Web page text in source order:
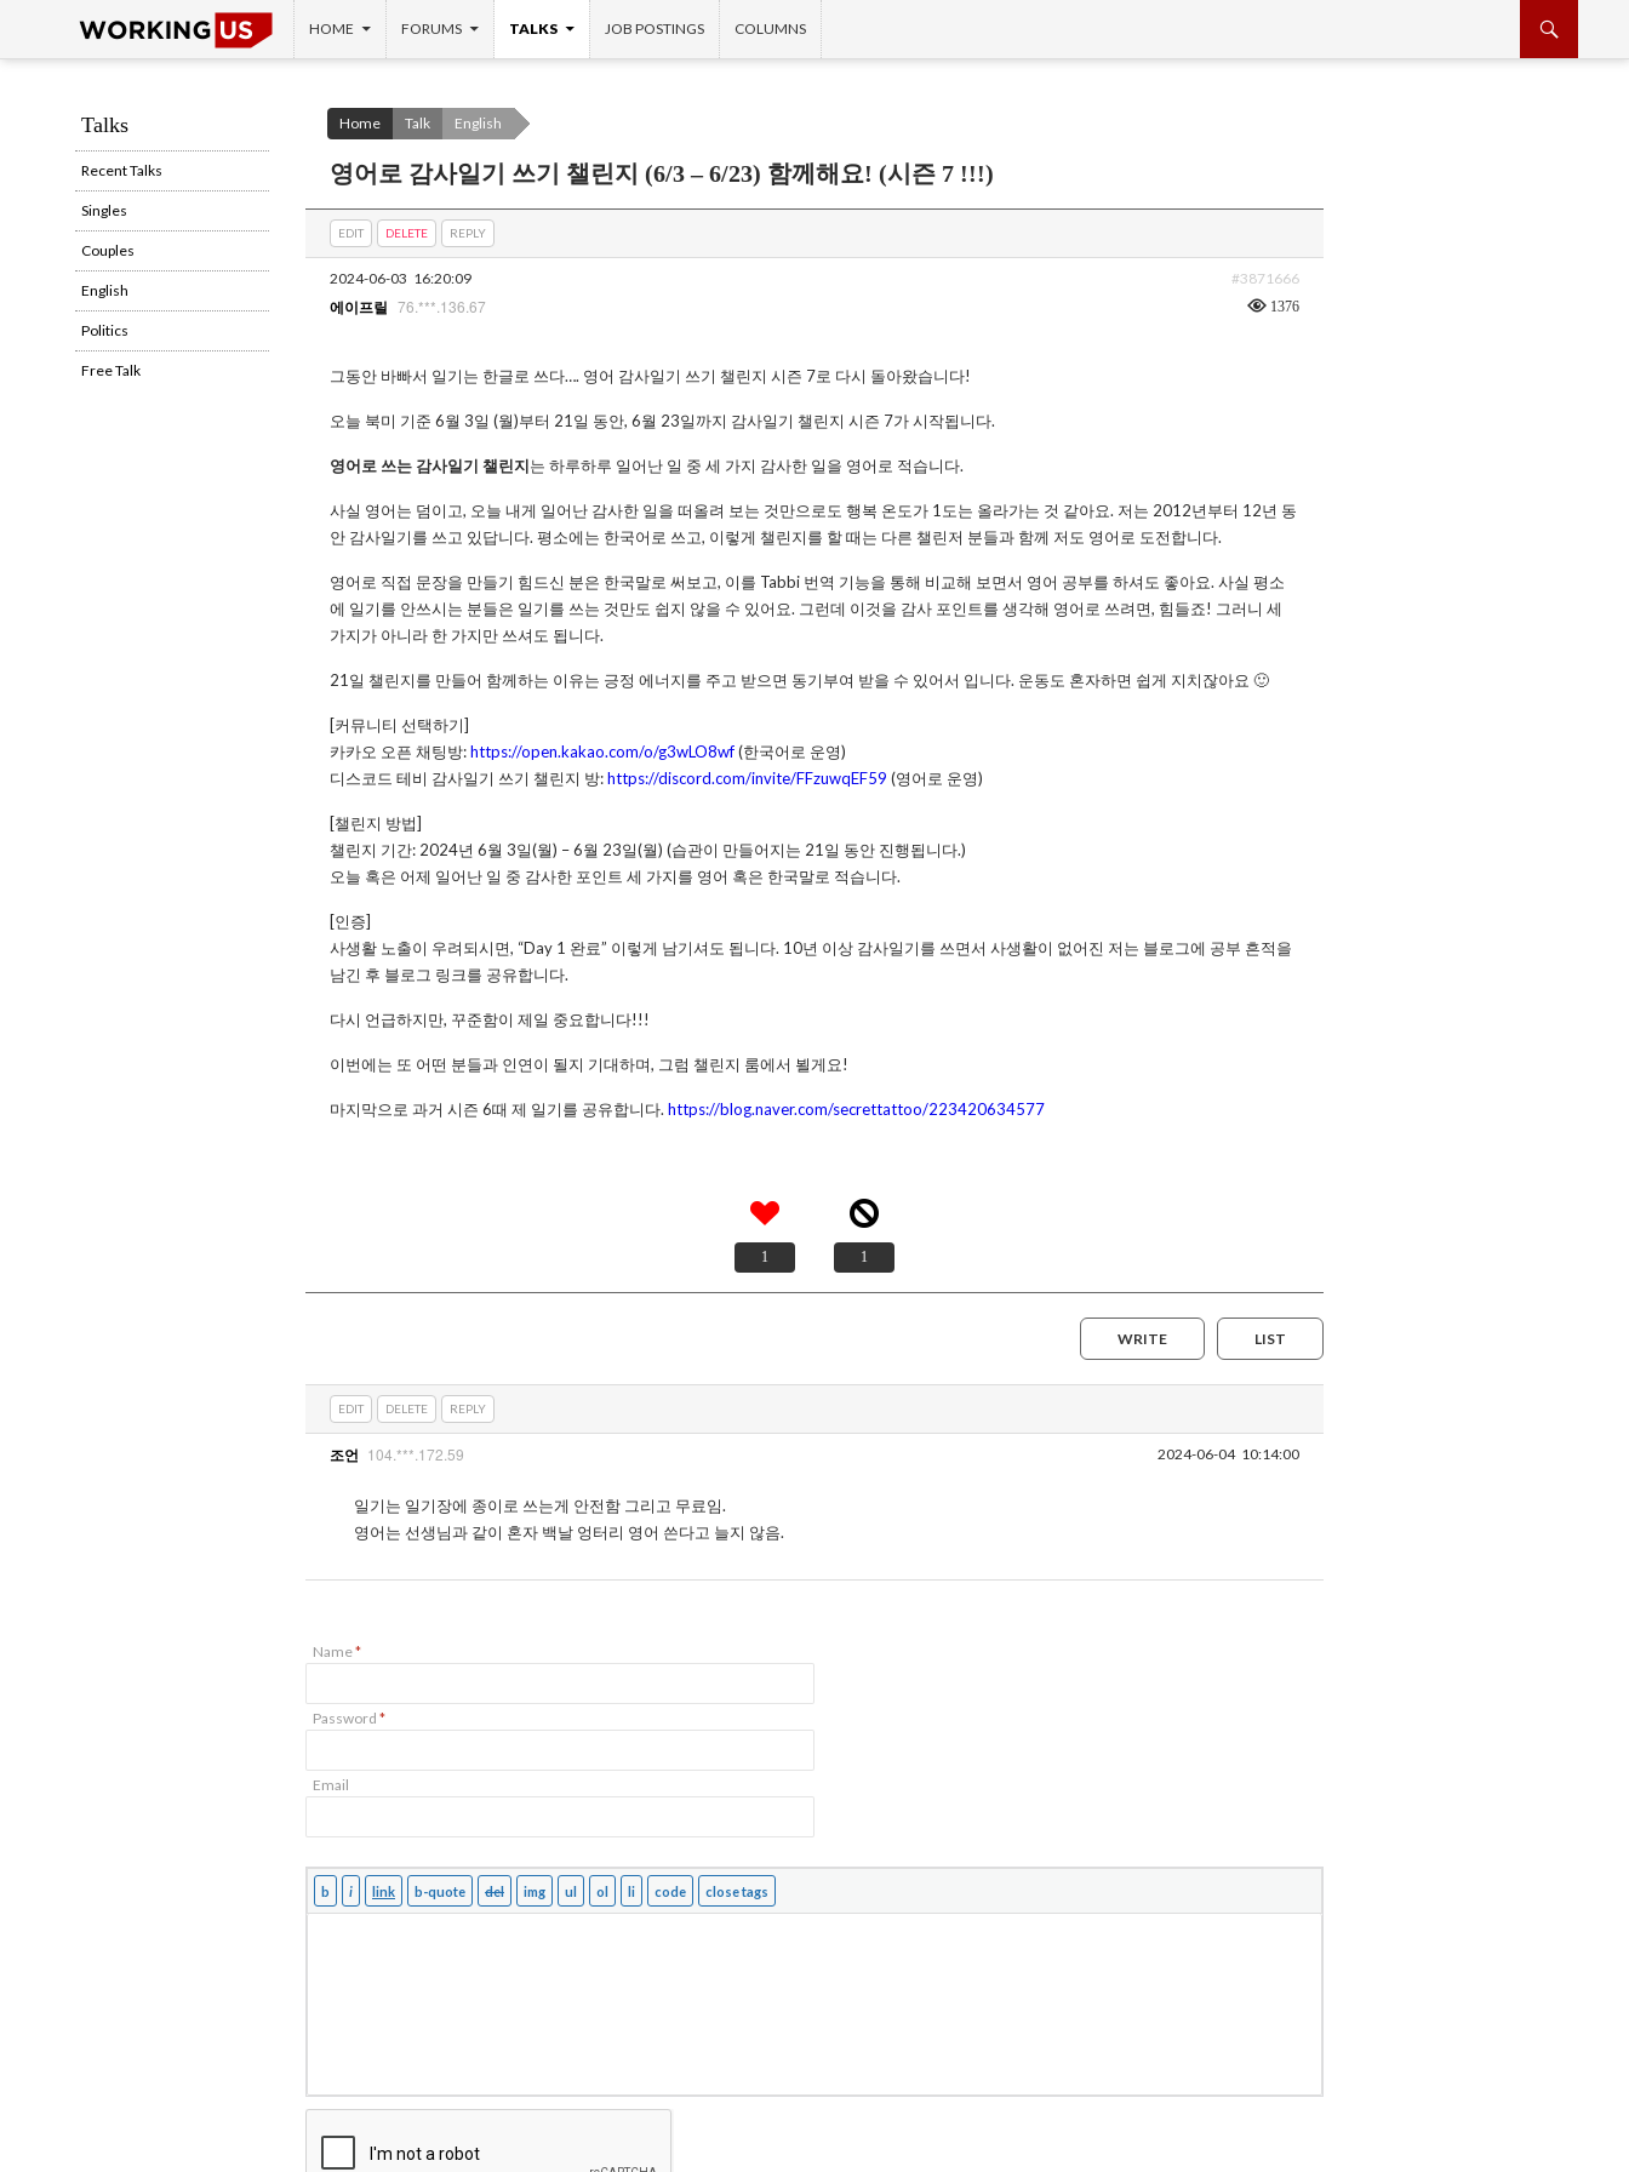
SKIP TO CONTENT
HOME FORUMS TALKS JOB POSTINGS COLUMNS
Home Talk English
영어로 감사일기 쓰기 챌린지 (6/3 – 6/23) 함께해요! (시즌 7 !!!)
EDIT DELETE REPLY
2024-06-03 16:20:09 #3871666
에이프릴 76.***.136.67 1376
그동안 바빠서 일기는 한글로 쓰다…. 영어 감사일기 쓰기 챌린지 시즌 7로 다시 돌아왔습니다!
오늘 북미 기준 6월 3일 (월)부터 21일 동안, 6월 23일까지 감사일기 챌린지 시즌 7가 시작됩니다.
영어로 쓰는 감사일기 챌린지는 하루하루 일어난 일 중 세 가지 감사한 일을 영어로 적습니다.
사실 영어는 덤이고, 오늘 내게 일어난 감사한 일을 떠올려 보는 것만으로도 행복 온도가 1도는 올라가는 것 같아요. 저는 2012년부터 12년 동
안 감사일기를 쓰고 있답니다. 평소에는 한국어로 쓰고, 이렇게 챌린지를 할 때는 다른 챌린저 분들과 함께 저도 영어로 도전합니다.
영어로 직접 문장을 만들기 힘드신 분은 한국말로 써보고, 이를 Tabbi 번역 기능을 통해 비교해 보면서 영어 공부를 하셔도 좋아요. 사실 평소
에 일기를 안쓰시는 분들은 일기를 쓰는 것만도 쉽지 않을 수 있어요. 그런데 이것을 감사 포인트를 생각해 영어로 쓰려면, 힘들죠! 그러니 세
가지가 아니라 한 가지만 쓰셔도 됩니다.
21일 챌린지를 만들어 함께하는 이유는 긍정 에너지를 주고 받으면 동기부여 받을 수 있어서 입니다. 운동도 혼자하면 쉽게 지치잖아요 🙂
[커뮤니티 선택하기]
​카카오 오픈 채팅방:https://open.kakao.com/o/g3wLO8wf(한국어로 운영)
디스코드 테비 감사일기 쓰기 챌린지 방:https://discord.com/invite/FFzuwqEF59 (영어로 운영)
[챌린지 방법]
챌린지 기간: 2024년 6월 3일(월) – 6월 23일(월) (습관이 만들어지는 21일 동안 진행됩니다.)
오늘 혹은 어제 일어난 일 중 감사한 포인트 세 가지를 영어 혹은 한국말로 적습니다.
[인증]
사생활 노출이 우려되시면, “Day 1 완료” 이렇게 남기셔도 됩니다. 10년 이상 감사일기를 쓰면서 사생활이 없어진 저는 블로그에 공부 흔적을
남긴 후 블로그 링크를 공유합니다.
다시 언급하지만, 꾸준함이 제일 중요합니다!!!
이번에는 또 어떤 분들과 인연이 될지 기대하며, 그럼 챌린지 룸에서 뵐게요!
마지막으로 과거 시즌 6때 제 일기를 공유합니다. https://blog.naver.com/secrettattoo/223420634577
1 1
LIST
WRITE
EDIT DELETE REPLY
조언 104.***.172.59 2024-06-04 10:14:00
일기는 일기장에 종이로 쓰는게 안전함 그리고 무료임.
영어는 선생님과 같이 혼자 백날 엉터리 영어 쓴다고 늘지 않음.
Name*
Password *
Email
Talks
Recent Talks
Singles
Couples
English
Politics
Free Talk